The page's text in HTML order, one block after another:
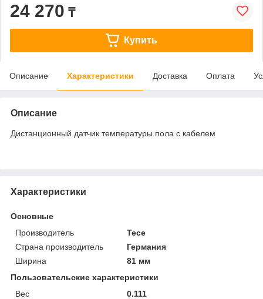
24 270 ₸
Купить
Описание Характеристики Доставка Оплата
Описание
Дистанционный датчик температуры пола с кабелем
Характеристики
Основные
Производитель
Tece
Страна производитель
Германия
Ширина
81 мм
Пользовательские характеристики
Вес
0.111